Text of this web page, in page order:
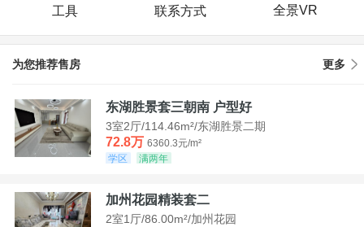
工具 联系方式 全景VR
为您推荐售房 更多
东湖胜景套三朝南 户型好
3室2厅/114.46m²/东湖胜景二期
72.8万 6360.3元/m²
学区
满两年
加州花园精装套二
2室1厅/86.00m²/加州花园